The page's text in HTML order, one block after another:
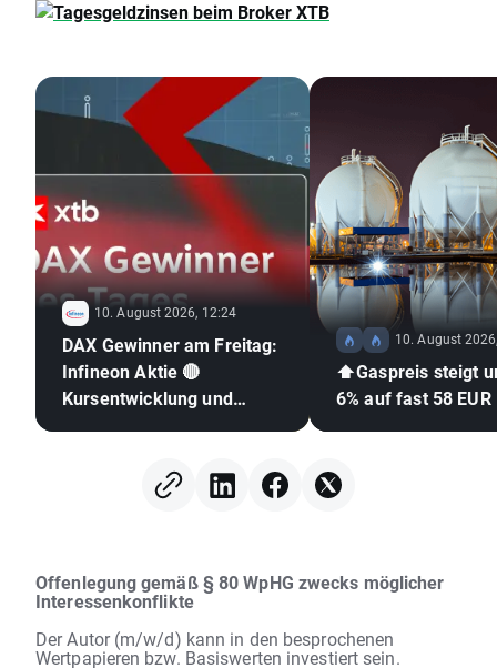
10. August 2026, 12:24
DAX Gewinner am Freitag:
Infineon Aktie 🔴
Kursentwicklung und
10. August
⬆️Gaspreis steigt
6% auf fast 58 EUR
Offenlegung gemäß § 80 WpHG zwecks möglicher
Interessenkonflikte
Der Autor (m/w/d) kann in den besprochenen
Wertpapieren bzw. Basiswerten investiert sein.